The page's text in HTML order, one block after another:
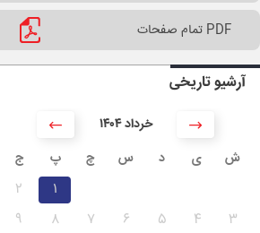
PDF تمام صفحات
آرشیو تاریخی
۱۴۰۴ خرداد
ش
ی د س چ پ ج
۱
۲
۳
۴ ۵ ۶ ۷ ۸
۹